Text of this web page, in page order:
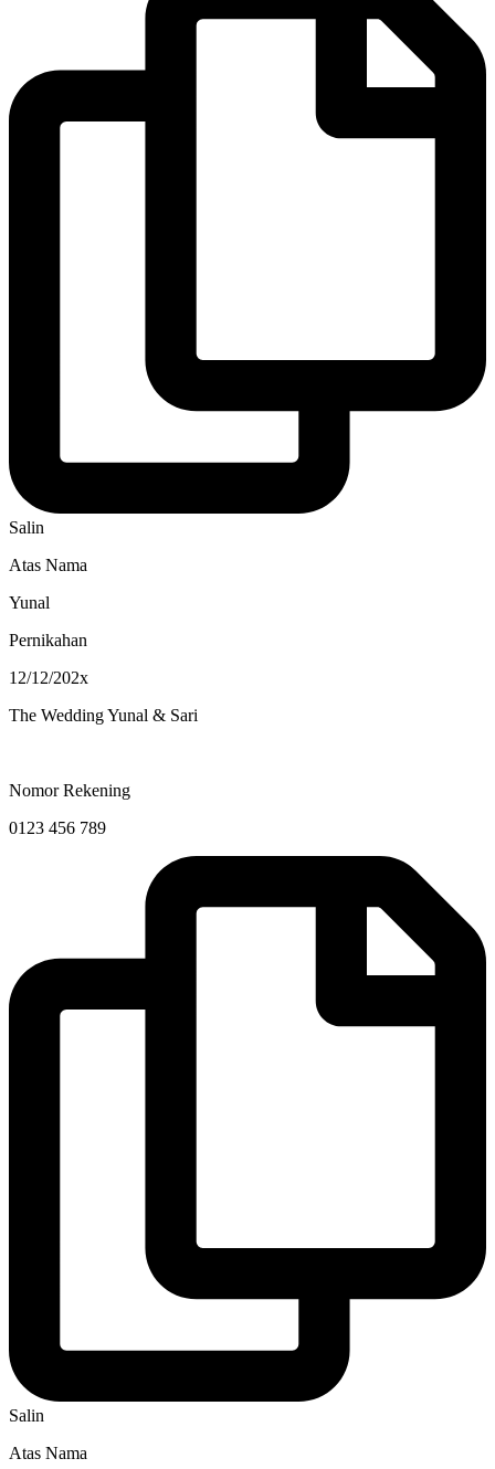
Salin
Atas Nama
Yunal
Pernikahan
12/12/202x
The Wedding Yunal & Sari
Nomor Rekening
0123 456 789
Salin
Atas Nama